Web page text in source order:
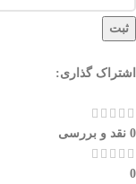
ثبت
اشتراک گذاری:
0 نقد و بررسی
0